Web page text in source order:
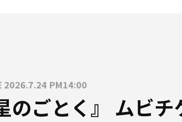
2026.7.24 PM14:00
のごとく』 ムビ